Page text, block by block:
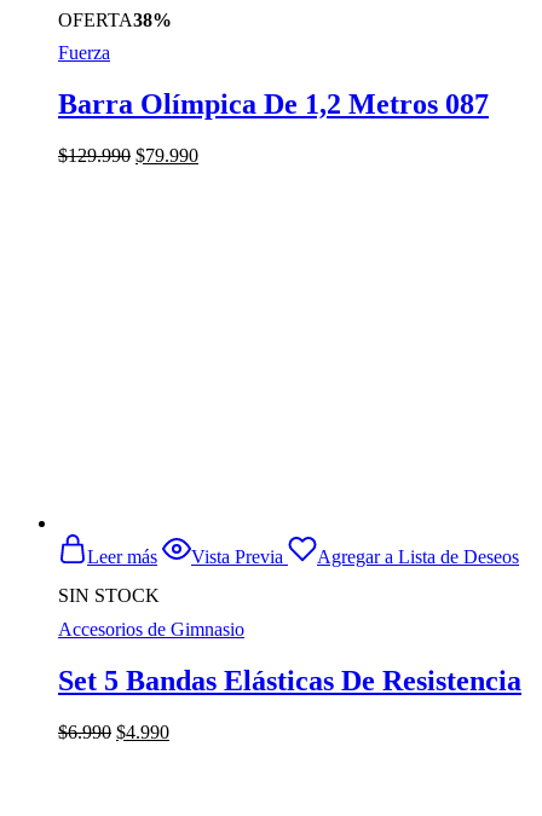
OFERTA38%
Fuerza
Barra Olímpica De 1,2 Metros 087
$129.990 El
$79.990El
SIN STOCK
Leer más Vista Previa Agregar a Lista de Deseos
Accesorios de Gimnasio
Set 5 Bandas Elásticas De Resistencia
$6.990 El
$4.990El